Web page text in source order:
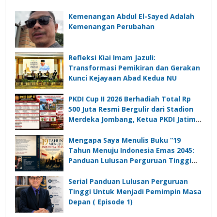
Kemenangan Abdul El-Sayed Adalah
Kemenangan Perubahan
Refleksi Kiai Imam Jazuli:
Transformasi Pemikiran dan Gerakan
Kunci Kejayaan Abad Kedua NU
PKDI Cup II 2026 Berhadiah Total Rp
500 Juta Resmi Bergulir dari Stadion
Merdeka Jombang, Ketua PKDI Jatim:
Komunikasi Kades untuk Memajukan
Desa
Mengapa Saya Menulis Buku “19
Tahun Menuju Indonesia Emas 2045:
Panduan Lulusan Perguruan Tinggi
Depan”?
Serial Panduan Lulusan Perguruan
Tinggi Untuk Menjadi Pemimpin Masa
Depan ( Episode 1)